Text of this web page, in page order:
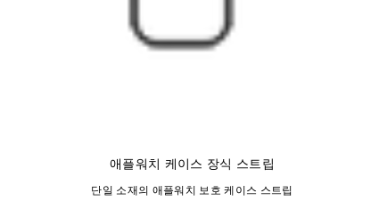
애플워치 케이스 장식 스트립
단일 소재의 애플워치 보호 케이스 스트립